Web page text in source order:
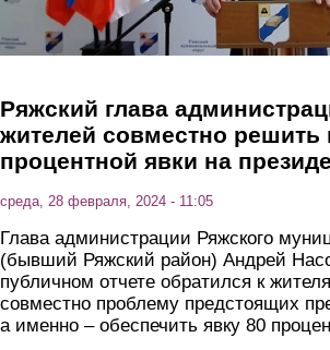
Ряжский глава
жителей совместно решить
процентной явки на
среда, 28 февраля, 2024 - 11:05
Глава администрации Ряжского
(бывший Ряжский район) Андрей
публичном отчете обратился к
совместно проблему предстоящих
а именно – обеспечить явку 80